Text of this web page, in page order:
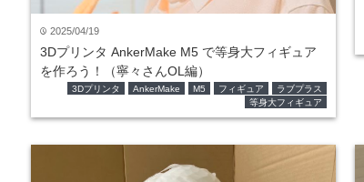
time 2025/04/19
3Dプリンタ AnkerMake M5 で等身大フィギュア
を作ろう！（寧々さんOL編）
3Dプリンタ AnkerMake M5 フィギュア
ラブプラス
等身大フィギュア